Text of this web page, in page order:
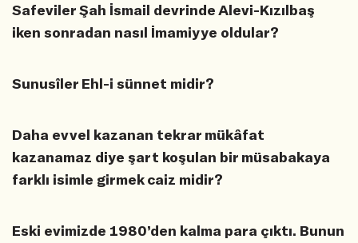
Safeviler Şah İsmail devrinde Alevi-Kızılbaş
iken sonradan nasıl İmamiyye oldular?
Sunusîler Ehl-i sünnet midir?
Daha evvel kazanan tekrar mükâfat
kazanamaz diye şart koşulan bir müsabakaya
farklı isimle girmek caiz midir?
Eski evimizde 1980’den kalma para çıktı. Bunun